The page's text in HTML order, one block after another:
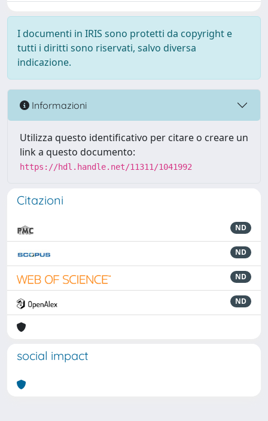
I documenti in IRIS sono protetti da copyright e
tutti i diritti sono riservati, salvo diversa
indicazione.
Informazioni
Utilizza questo identificativo per citare o creare un
link a questo documento:
https://hdl.handle.net/11311/1041992
Citazioni
ND
ND
ND
ND
social impact